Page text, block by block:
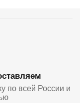
по всей России и